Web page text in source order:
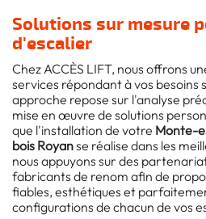
Solutions sur mesure
d'escalier
Chez ACCÈS LIFT, nous offrons
services répondant à vos besoins
approche repose sur l'analyse
mise en œuvre de solutions
que l'installation de votre Monte-
bois Royanse réalise dans les
nous appuyons sur des
fabricants de renom afin de
fiables, esthétiques et
configurations de chacun de vos